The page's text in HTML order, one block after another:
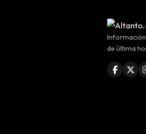
Información
de última